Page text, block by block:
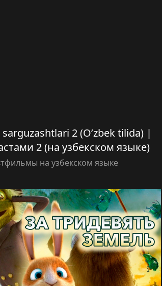
2 (O’zbek tilida) |
2 (на узбекском языке)
на узбекском языке